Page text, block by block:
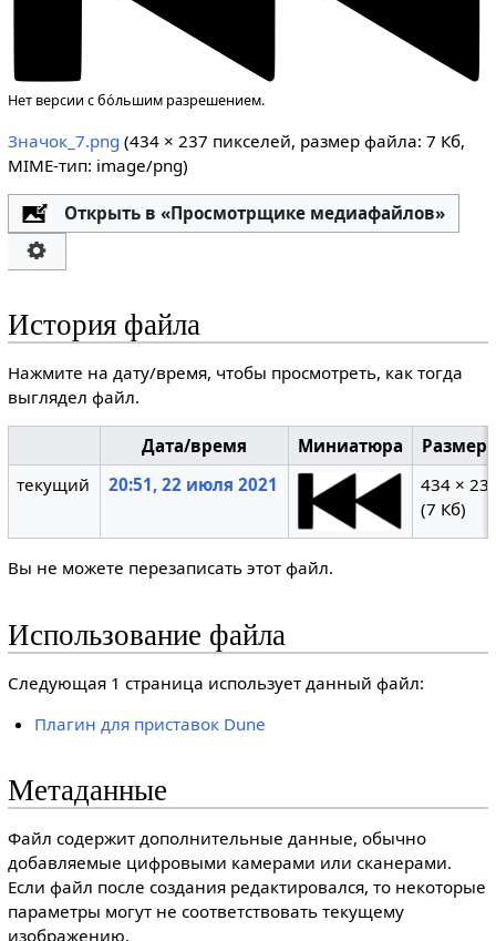
Нет версии с бо́льшим разрешением.
Значок_7.png (434 × 237 пикселей, размер файла: 7 Кб,
MIME-тип: image/png)
Открыть в «Просмотрщике медиафайлов»
История файла
Нажмите на дату/время, чтобы просмотреть, как тогда
выглядел файл.
Дата/время Миниатюра
текущий
20:51, 22 июля 2021
434 ×
(7 Кб)
Вы не можете перезаписать этот файл.
Использование файла
Следующая 1 страница использует данный файл:
Плагин для приставок Dune
Метаданные
Файл содержит дополнительные данные, обычно
добавляемые цифровыми камерами или сканерами.
Если файл после создания редактировался, то некоторые
параметры могут не соответствовать текущему
изображению.